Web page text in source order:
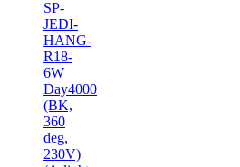
SP-
JEDI-
HANG-
R18-
6W
Day4000
(BK,
360
deg,
230V)